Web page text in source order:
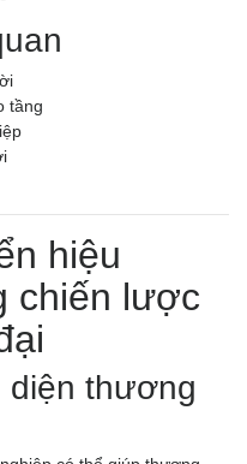
tầng
hiệu
chiến lược
diện thương